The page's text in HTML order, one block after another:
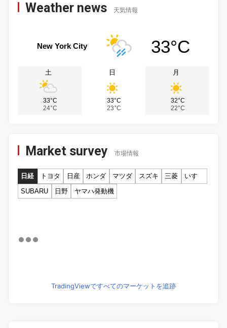
Weather news 天気情報
New York City 33°C
土
33°C
24°C
日
33°C
23°C
月
32°C
22°C
Market survey 市場情報
日経 トヨタ 日産 ホンダ マツダ スズキ 三菱
いすゞ
SUBARU
日野 ヤマハ発動機
TradingViewですべてのマーケットを追跡